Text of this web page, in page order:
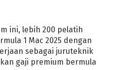
ini, lebih 200 pelatih
1 Mac 2025 dengan
sebagai juruteknik
gaji premium bermula